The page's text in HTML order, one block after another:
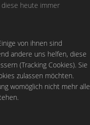
heute immer
von ihnen sind
andere uns helfen, diese
(Tracking Cookies). Sie
zulassen möchten.
womöglich nicht mehr alle